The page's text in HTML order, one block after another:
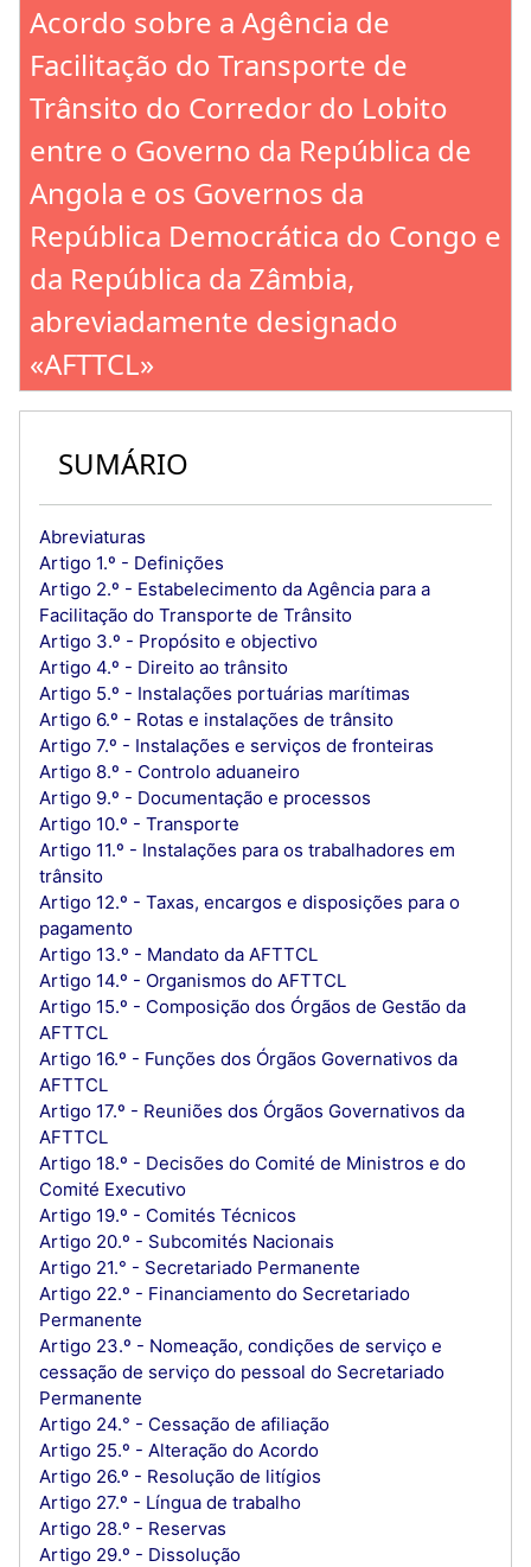
Acordo sobre a Agência de
Facilitação do Transporte de
Trânsito do Corredor do Lobito
entre o Governo da República de
Angola e os Governos da
República Democrática do Congo e
da República da Zâmbia,
abreviadamente designado
«AFTTCL»
SUMÁRIO
Abreviaturas
Artigo 1.º - Definições
Artigo 2.º - Estabelecimento da Agência para a
Facilitação do Transporte de Trânsito
Artigo 3.º - Propósito e objectivo
Artigo 4.º - Direito ao trânsito
Artigo 5.º - Instalações portuárias marítimas
Artigo 6.º - Rotas e instalações de trânsito
Artigo 7.º - Instalações e serviços de fronteiras
Artigo 8.º - Controlo aduaneiro
Artigo 9.º - Documentação e processos
Artigo 10.º - Transporte
Artigo 11.º - Instalações para os trabalhadores em
trânsito
Artigo 12.º - Taxas, encargos e disposições para o
pagamento
Artigo 13.º - Mandato da AFTTCL
Artigo 14.º - Organismos do AFTTCL
Artigo 15.º - Composição dos Órgãos de Gestão da
AFTTCL
Artigo 16.º - Funções dos Órgãos Governativos da
AFTTCL
Artigo 17.º - Reuniões dos Órgãos Governativos da
AFTTCL
Artigo 18.º - Decisões do Comité de Ministros e do
Comité Executivo
Artigo 19.º - Comités Técnicos
Artigo 20.º - Subcomités Nacionais
Artigo 21.° - Secretariado Permanente
Artigo 22.º - Financiamento do Secretariado
Permanente
Artigo 23.º - Nomeação, condições de serviço e
cessação de serviço do pessoal do Secretariado
Permanente
Artigo 24.° - Cessação de afiliação
Artigo 25.º - Alteração do Acordo
Artigo 26.º - Resolução de litígios
Artigo 27.º - Língua de trabalho
Artigo 28.º - Reservas
Artigo 29.º - Dissolução